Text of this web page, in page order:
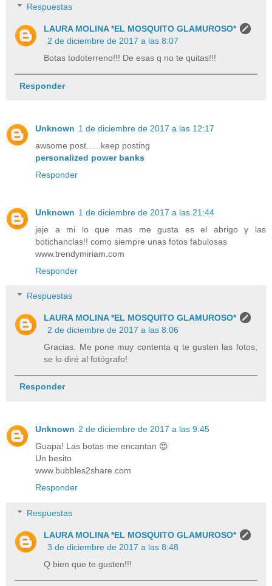
Respuestas
LAURA MOLINA *EL MOSQUITO GLAMUROSO*
2 de diciembre de 2017 a las 8:07
Botas todoterreno!!! De esas q no te quitas!!!
Responder
Unknown 1 de diciembre de 2017 a las 12:17
awsome post......keep posting
personalized power banks
Responder
Unknown 1 de diciembre de 2017 a las 21:44
jeje a mi lo que mas me gusta es el abrigo y las
botichanclas!! como siempre unas fotos fabulosas
www.trendymiriam.com
Responder
Respuestas
LAURA MOLINA *EL MOSQUITO GLAMUROSO*
2 de diciembre de 2017 a las 8:06
Gracias. Me pone muy contenta q te gusten las fotos,
se lo diré al fotógrafo!
Responder
Unknown 2 de diciembre de 2017 a las 9:45
Guapa! Las botas me encantan 😍
Un besito
www.bubbles2share.com
Responder
Respuestas
LAURA MOLINA *EL MOSQUITO GLAMUROSO*
3 de diciembre de 2017 a las 8:48
Q bien que te gusten!!!